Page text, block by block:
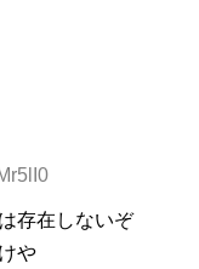
存在しないぞ
や